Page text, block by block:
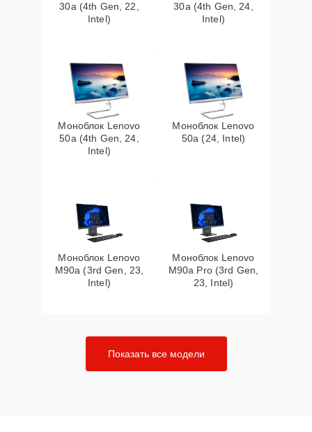
30a (4th Gen, 22,
Intel)
30a (4th Gen, 24,
Intel)
Моноблок Lenovo
50a (4th Gen, 24,
Intel)
Моноблок Lenovo
50a (24, Intel)
Моноблок Lenovo
M90a (3rd Gen, 23,
Intel)
Моноблок Lenovo
M90a Pro (3rd Gen,
23, Intel)
Показать все модели